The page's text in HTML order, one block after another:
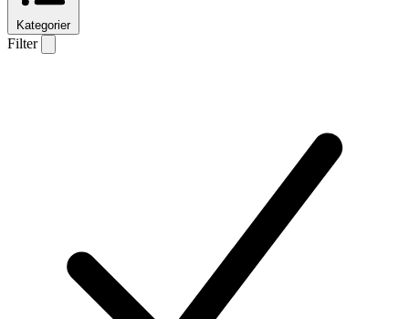
Kategorier
Filter